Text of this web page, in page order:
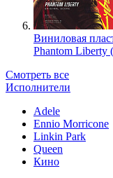
Виниловая
Phantom Liberty
Смотреть все
Исполнители
Adele
Ennio Morricone
Linkin Park
Queen
Кино